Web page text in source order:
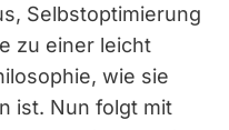
Selbstoptimierung
zu einer leicht
wie sie
ist. Nun folgt mit